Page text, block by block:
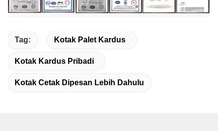
Tag: Kotak Palet Kardus
Kotak Kardus Pribadi
Kotak Cetak Dipesan Lebih Dahulu